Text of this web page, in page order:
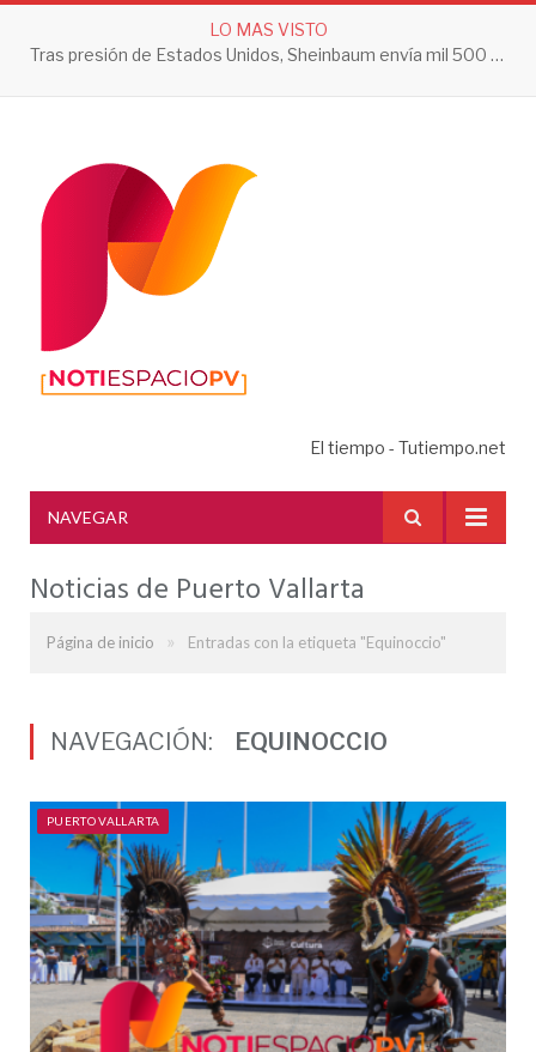
LO MAS VISTO
Tras presión de Estados Unidos, Sheinbaum envía mil 500 soldados a Michoacán
El tiempo - Tutiempo.net
NAVEGAR
Noticias de Puerto Vallarta
Página de inicio » Entradas con la etiqueta "Equinoccio"
NAVEGACIÓN: EQUINOCCIO
PUERTO VALLARTA